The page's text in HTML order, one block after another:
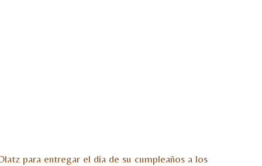
para entregar el día de su cumpleaños a los